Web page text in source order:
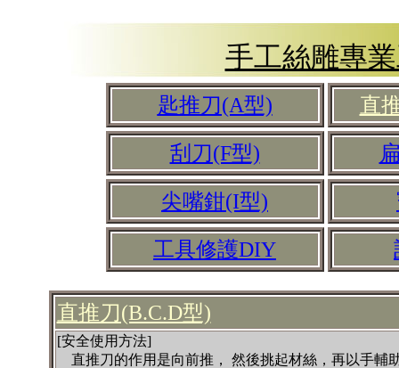
手工絲雕專
匙推刀(A型) 直
刮刀(F型)
尖嘴鉗(I型)
工具修護DIY
直推刀(B.C.D型)
[安全使用方法]
直推刀的作用是向前推， 然後挑起材絲，再以手輔